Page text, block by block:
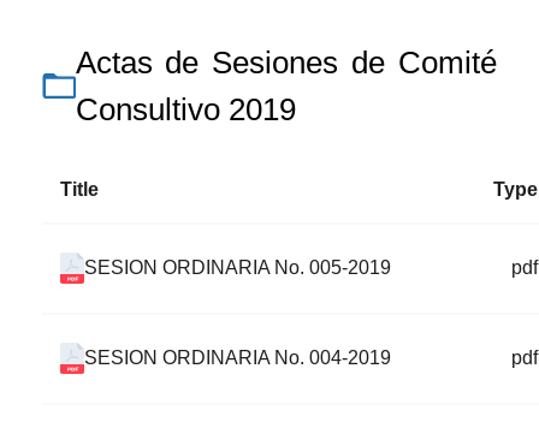
Actas de Sesiones de Comité
Consultivo 2019
Title Type
SESION ORDINARIA No. 005-2019 pdf
SESION ORDINARIA No. 004-2019 pdf